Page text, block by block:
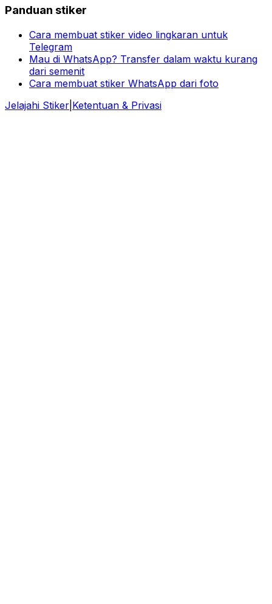
Panduan stiker
Cara membuat stiker video lingkaran untuk
Telegram
Mau di WhatsApp? Transfer dalam waktu kurang
dari semenit
Cara membuat stiker WhatsApp dari foto
Jelajahi Stiker Ketentuan & Privasi